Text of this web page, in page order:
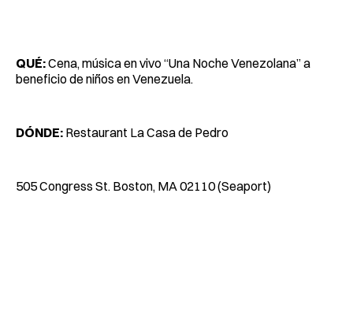
QUÉ:Cena, música en vivo “Una Noche Venezolana” a
beneficio de niños en Venezuela.
DÓNDE: Restaurant La Casa de Pedro
505 Congress St. Boston, MA 02110 (Seaport)